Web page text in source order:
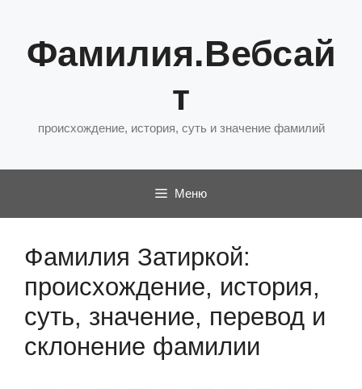
содержимому
Фамилия.Вебсай
т
происхождение, история, суть и значение фамилий
Меню
Фамилия Затиркой:
происхождение, история,
суть, значение, перевод и
склонение фамилии